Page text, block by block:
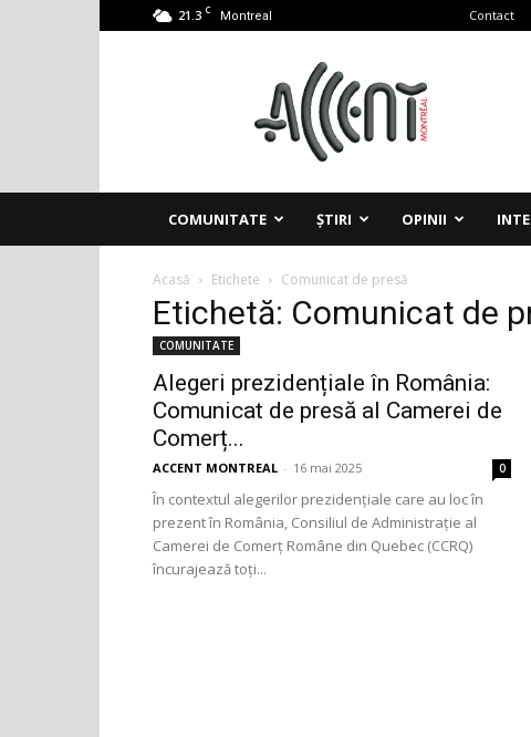
21.3 C Montreal Contact
Montreal
COMUNITATE ȘTIRI OPINII
Acasă Etichete Comunicat de presă
Etichetă: Comunicat de
COMUNITATE
Alegeri prezidențiale în România:
Comunicat de presă al Camerei de
Comerț...
ACCENT MONTREAL - 16 mai 2025 0
În contextul alegerilor prezidențiale care au loc în
prezent în România, Consiliul de Administrație al
Camerei de Comerț Române din Quebec (CCRQ)
încurajează toți...